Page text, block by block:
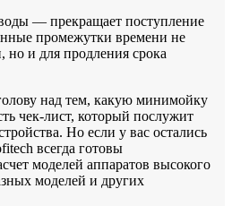
— прекращает поступление
промежутки времени не
но и для продления срока
над тем, какую минимойку
чек-лист, который послужит
Но если у вас остались
всегда готовы
моделей аппаратов высокого
моделей и других